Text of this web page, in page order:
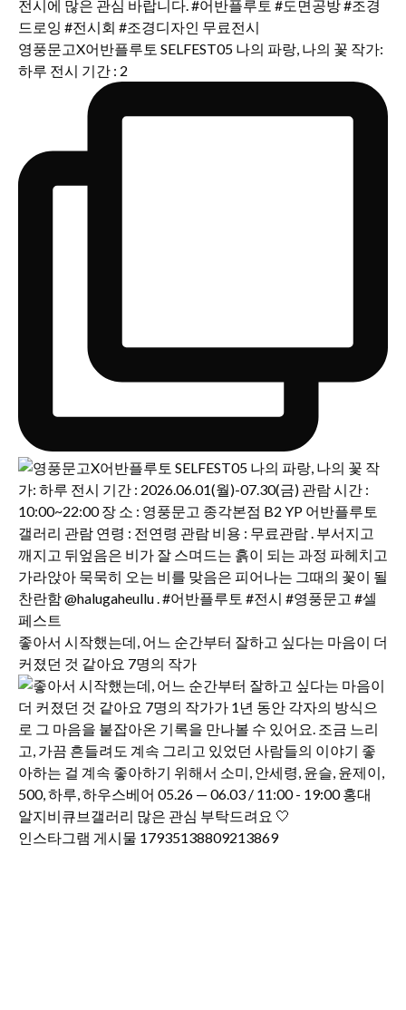
영풍문고X어반플루토 SELFEST05 나의 파랑, 나의 꽃 작가:
하루 전시 기간 : 2
좋아서 시작했는데, 어느 순간부터 잘하고 싶다는 마음이 더
커졌던 것 같아요 7명의 작가
인스타그램 게시물 17935138809213869